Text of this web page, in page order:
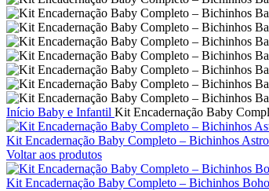
Início Baby e Infantil Kit Encadernação Baby
Kit Encadernação Baby Completo – Bichinhos
Voltar aos produtos
Kit Encadernação Baby Completo – Bichinhos Boho